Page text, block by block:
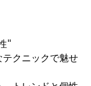
"
テクニックで魅せ